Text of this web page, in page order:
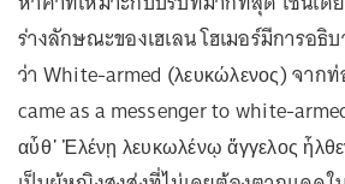
ร่างลักษณะของเฮเลน โฮเมอร์มีการอธิ
ว่า White-armed (λευκώλενος) จาก
came as a messenger to white-
αὖθ᾽ Ἑλένῃ λευκωλένῳ ἄγγελος